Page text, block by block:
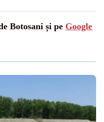
Botosani și pe Google